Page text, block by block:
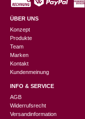
ÜBER UNS
Konzept
Produkte
Team
Marken
Kontakt
Kundenmeinung
INFO & SERVICE
AGB
Widerrufsrecht
Versandinformation